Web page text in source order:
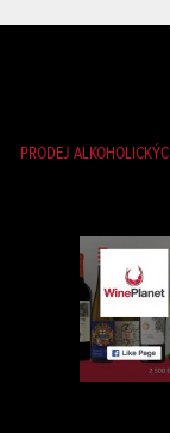
PRODEJ